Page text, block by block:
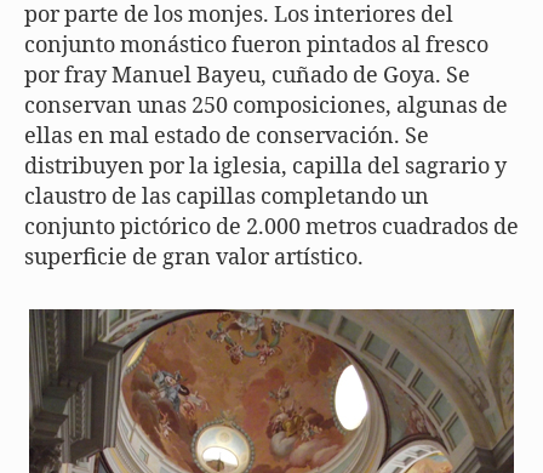
por parte de los monjes. Los interiores del
conjunto monástico fueron pintados al fresco
por fray Manuel Bayeu, cuñado de Goya. Se
conservan unas 250 composiciones, algunas de
ellas en mal estado de conservación. Se
distribuyen por la iglesia, capilla del sagrario y
claustro de las capillas completando un
conjunto pictórico de 2.000 metros cuadrados de
superficie de gran valor artístico.